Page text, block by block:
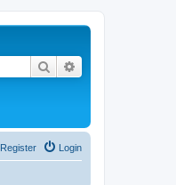
Search
Login
Register